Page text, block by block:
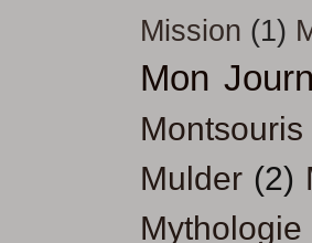
Mission (1)
Mon
Montsouris
Mulder (2)
Mythologie